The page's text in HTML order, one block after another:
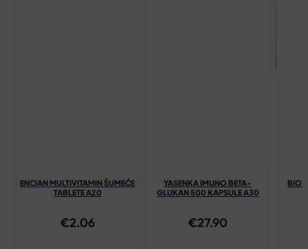
ENCIAN MULTIVITAMIN ŠUMEĆE
TABLETE A20
€2.06
YASENKA IMUNO BETA-
GLUKAN 500 KAPSULE A30
€27.90